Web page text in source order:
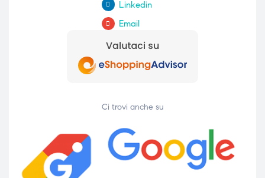
Linkedin
Email
Ci trovi anche su